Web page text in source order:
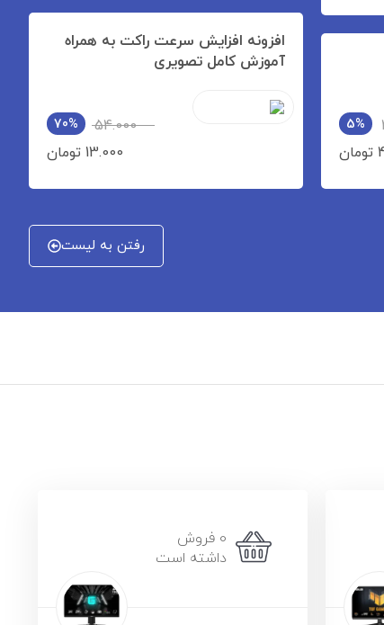
5%
افزونه افزایش سرعت راکت به همراه
آموزش کامل تصویری
70%
54.000
13.000 تومان
رفتن به لیست
0 فروش
داشته است